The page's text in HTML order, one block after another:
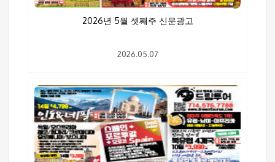
2026년 5월 셋째주 신문광고
2026.05.07